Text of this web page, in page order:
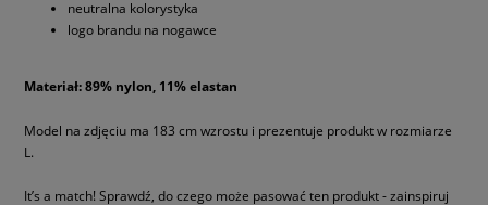
neutralna kolorystyka
logo brandu na nogawce
Materiał: 89% nylon, 11% elastan
Model na zdjęciu ma 183 cm wzrostu i prezentuje produkt w rozmiarze
L.
It’s a match! Sprawdź, do czego może pasować ten produkt - zainspiruj